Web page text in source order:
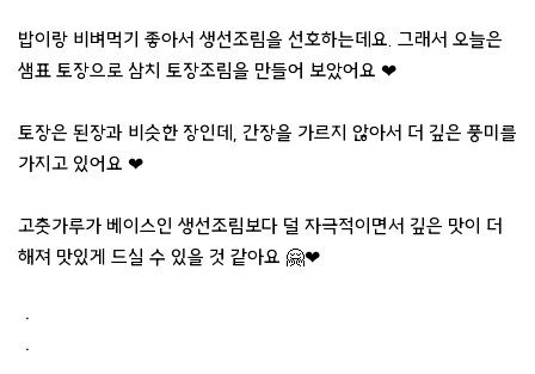
밥이랑 비벼먹기 좋아서 생선조림을 선호하는데요. 그래서 오늘은
샘표 토장으로 삼치 토장조림을 만들어 보았어요 ❤
토장은 된장과 비슷한 장인데, 간장을 가르지 않아서 더 깊은 풍미를
가지고 있어요 ❤
고춧가루가 베이스인 생선조림보다 덜 자극적이면서 깊은 맛이 더
해져 맛있게 드실 수 있을 것 같아요 🤗❤
ㆍ
ㆍ